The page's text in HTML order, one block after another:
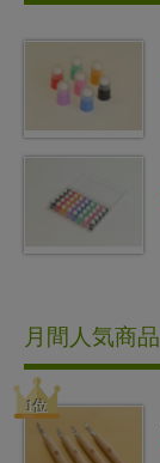
月間人気商